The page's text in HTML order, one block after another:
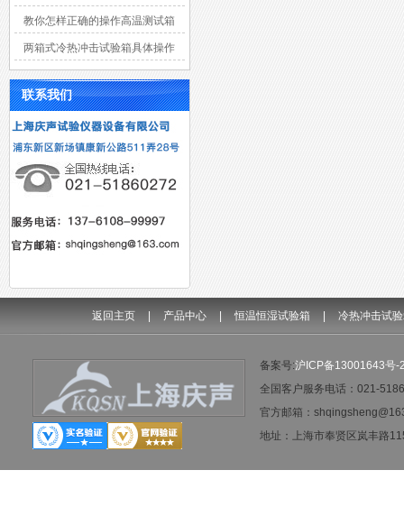
材质
教你怎样正确的操作高温测试箱
两箱式冷热冲击试验箱具体操作
中实验特点有什么？
联系我们
返回主页 产品中心 恒温恒湿试验箱 冷热冲击试
备案号:沪ICP备13001643号-
全国客户服务电话：021-
官方邮箱：
地址：
上海市奉贤区岚丰路